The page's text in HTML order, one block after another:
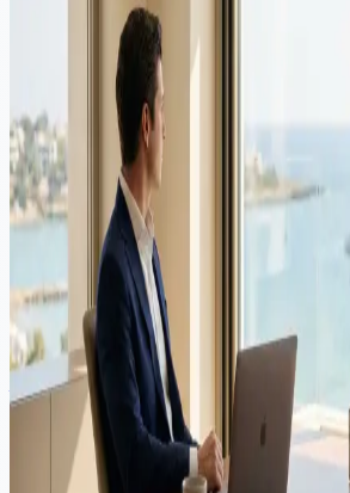
nominee și întreținerea anuală și explică ce
servicii low-cost din ofertele lor.
Corporate
8 minute de citit
Cum să deschideți o companie în Cipru în
Deschiderea unei companii în Cipru
dar deciziile pe care le luați înainte de
decât documentația. Acest ghid acoperă cine
companie în Cipru, cum să planificați
reale implică administrarea unei companii
împiedică pe majoritatea antreprenorilor
Video
Corporate
7 min de citit